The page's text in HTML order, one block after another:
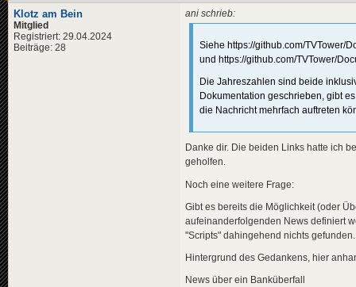
Klotz am Bein
Mitglied
Registriert: 29.04.2024
Beiträge: 28
ani schrieb:
Siehe https://github.com/TVTower/
und https://github.com/TVTower/
Die Jahreszahlen sind beide
Dokumentation geschrieben, gibt
die Nachricht mehrfach auftreten
Danke dir. Die beiden Links hatte ich
geholfen.
Noch eine weitere Frage:
Gibt es bereits die Möglichkeit (oder
aufeinanderfolgenden News definiert
"Scripts" dahingehend nichts gefunden.
Hintergrund des Gedankens, hier
News über ein Banküberfall